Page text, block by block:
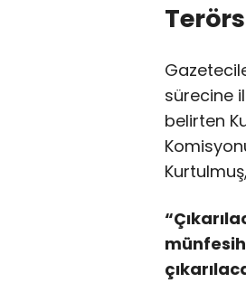
sürecine
belirten